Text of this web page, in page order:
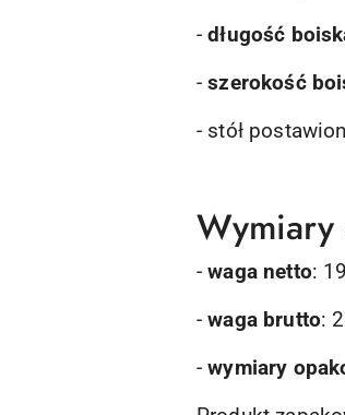
-długość
-szerokość
- stół
Wymiary
-waga netto:
-waga brutto:
-wymiary